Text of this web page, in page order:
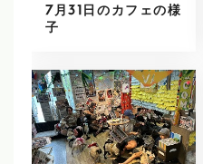
7月31日のカフェの様
子